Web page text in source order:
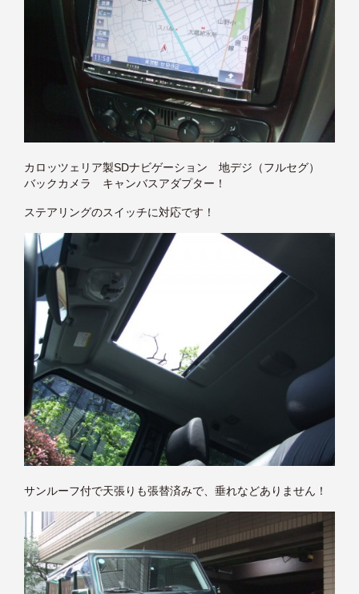
カロッツェリア製SDナビゲーション 地デジ（フルセグ）
バックカメラ キャンバスアダプター！
ステアリングのスイッチに対応です！
サンルーフ付で天張りも張替済みで、垂れなどありません！